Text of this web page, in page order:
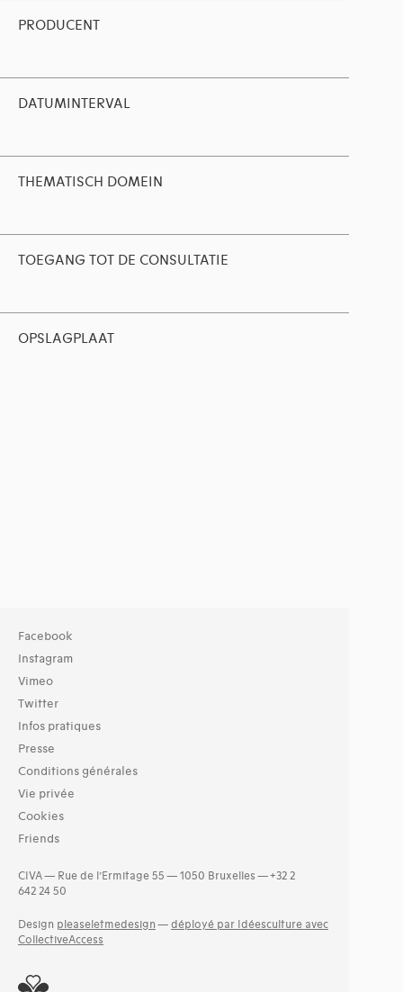
PRODUCENT
DATUMINTERVAL
THEMATISCH DOMEIN
TOEGANG TOT DE CONSULTATIE
OPSLAGPLAAT
Facebook
Instagram
Vimeo
Twitter
Infos pratiques
Presse
Conditions générales
Vie privée
Cookies
Friends
CIVA — Rue de l’Ermitage 55 — 1050 Bruxelles — +32 2
642 24 50
Design pleaseletmedesign — déployé par Idéesculture avec
CollectiveAccess